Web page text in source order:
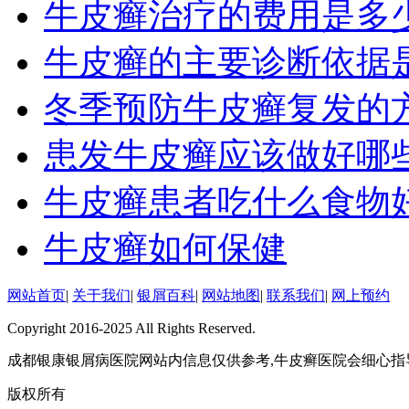
牛皮癣治疗的费用是多
牛皮癣的主要诊断依据
冬季预防牛皮癣复发的
患发牛皮癣应该做好哪
牛皮癣患者吃什么食物
牛皮癣如何保健
网站首页| 关于我们| 银屑百科| 网站地图| 联系我们| 网上预约
Copyright 2016-2025 All Rights Reserved.
成都银康银屑病医院网站内信息仅供参考,牛皮癣医院会细心
版权所有